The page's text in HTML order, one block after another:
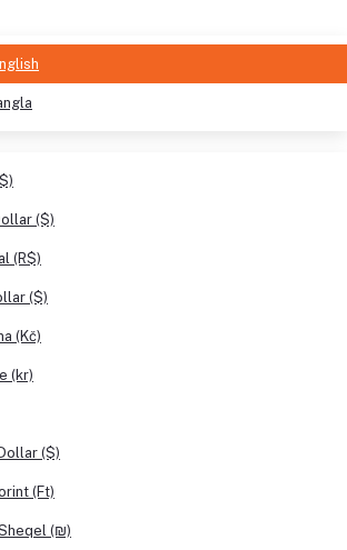
($)
(R$)
($)
(Kč)
(kr)
($)
(Ft)
(₪)